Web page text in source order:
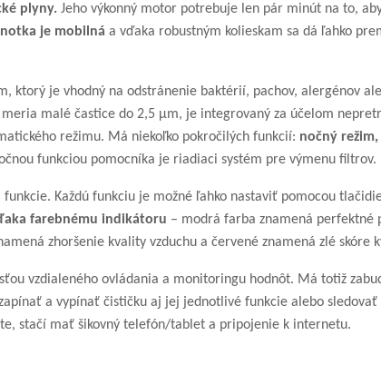
plyny. Jeho výkonný motor potrebuje len pár minút na to,
je mobilná a vďaka robustným kolieskam sa dá ľahko
ktorý je vhodný na odstránenie baktérií, pachov, alergénov
malé častice do 2,5 μm, je integrovaný za účelom
režimu. Má niekoľko pokročilých funkcií: nočný režim,
funkciou pomocníka je riadiaci systém pre výmenu filtrov.
Každú funkciu je možné ľahko nastaviť pomocou
farebnému indikátoru – modrá farba znamená perfektné
zhoršenie kvality vzduchu a červené znamená zlé skóre
vzdialeného ovládania a monitoringu hodnôt. Má totiž
a vypínať čističku aj jej jednotlivé funkcie alebo
stačí mať šikovný telefón/tablet a pripojenie k internetu.